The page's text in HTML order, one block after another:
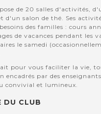
de 20 salles d'activités,
d'un salon de thé. Ses
des familles : cours
de vacances pendant les
le samedi
pour vous faciliter la vie,
encadrés par des
convivial et lumineux.
DU CLUB